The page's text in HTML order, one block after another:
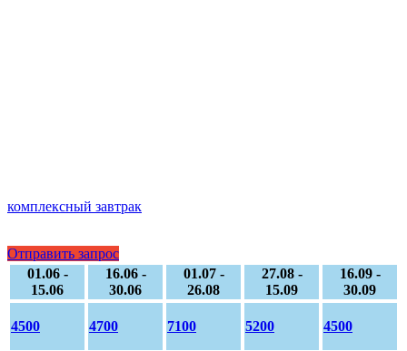
комплексный завтрак
Отправить запрос
01.06 -
15.06
16.06 -
30.06
01.07 -
26.08
27.08 -
15.09
16.09 -
30.09
4500 4700 7100 5200 4500